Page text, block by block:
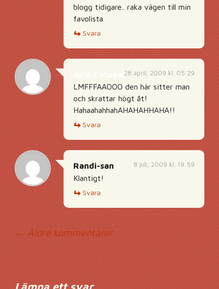
blogg tidigare.. raka vägen till min
favolista
Svara
28 april, 2009 kl. 05:29
LMFFFAAOOO den här sitter man
och skrattar högt åt!
HahaahahhahAHAHAHHAHA!!
Svara
8 juli, 2009 kl. 19:59
Randi-san
Klantigt!
Svara
← Äldre kommentarer